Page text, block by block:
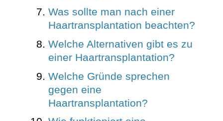
Was sollte man nach einer
Haartransplantation beachten?
Welche Alternativen gibt es zu
einer Haartransplantation?
Welche Gründe sprechen
gegen eine
Haartransplantation?